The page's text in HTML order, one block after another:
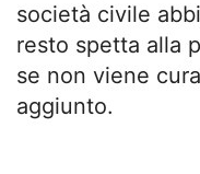
società civile
resto spetta alla
se non viene
aggiunto.